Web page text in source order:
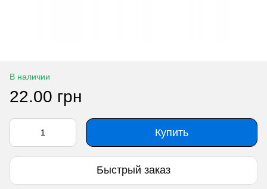
В наличии
22.00 грн
Купить
Быстрый заказ